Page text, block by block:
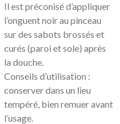
Il est préconisé d’appliquer
l’onguent noir au pinceau
sur des sabots brossés et
curés (paroi et sole) après
la douche.
Conseils d’utilisation :
conserver dans un lieu
tempéré, bien remuer avant
l’usage.